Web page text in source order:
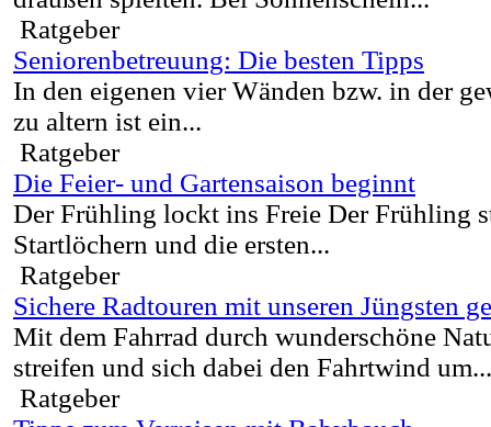
Ratgeber
Seniorenbetreuung: Die besten Tipps
In den eigenen vier Wänden bzw. in der
zu altern ist ein...
Ratgeber
Die Feier- und Gartensaison beginnt
Der Frühling lockt ins Freie Der Frühling
Startlöchern und die ersten...
Ratgeber
Sichere Radtouren mit unseren Jüngsten
Mit dem Fahrrad durch wunderschöne
streifen und sich dabei den Fahrtwind um...
Ratgeber